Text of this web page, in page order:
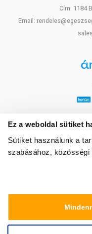
Ez a weboldal sütiket
Sütiket használunk a
szabásához,
média-, hirdető- és
amelyeket Ön adott
használt más
Cím: 1184
Email: